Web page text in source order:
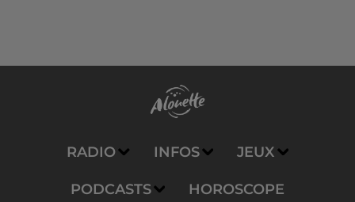
RADIO INFOS JEUX
PODCASTS HOROSCOPE